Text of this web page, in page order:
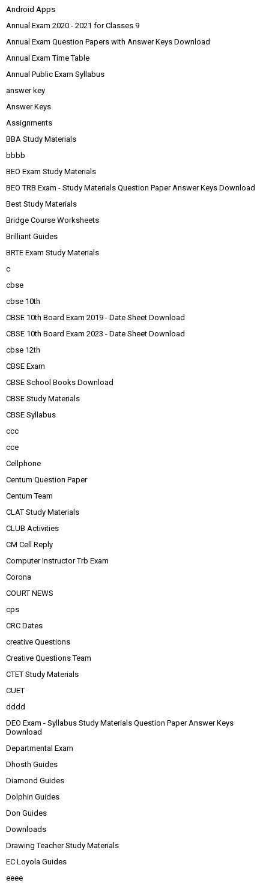
Android Apps
Annual Exam 2020 - 2021 for Classes 9
Annual Exam Question Papers with Answer Keys Download
Annual Exam Time Table
Annual Public Exam Syllabus
answer key
Answer Keys
Assignments
BBA Study Materials
bbbb
BEO Exam Study Materials
BEO TRB Exam - Study Materials Question Paper Answer Keys Download
Best Study Materials
Bridge Course Worksheets
Brilliant Guides
BRTE Exam Study Materials
c
cbse
cbse 10th
CBSE 10th Board Exam 2019 - Date Sheet Download
CBSE 10th Board Exam 2023 - Date Sheet Download
cbse 12th
CBSE Exam
CBSE School Books Download
CBSE Study Materials
CBSE Syllabus
ccc
cce
Cellphone
Centum Question Paper
Centum Team
CLAT Study Materials
CLUB Activities
CM Cell Reply
Computer Instructor Trb Exam
Corona
COURT NEWS
cps
CRC Dates
creative Questions
Creative Questions Team
CTET Study Materials
CUET
dddd
DEO Exam - Syllabus Study Materials Question Paper Answer Keys
Download
Departmental Exam
Dhosth Guides
Diamond Guides
Dolphin Guides
Don Guides
Downloads
Drawing Teacher Study Materials
EC Loyola Guides
eeee